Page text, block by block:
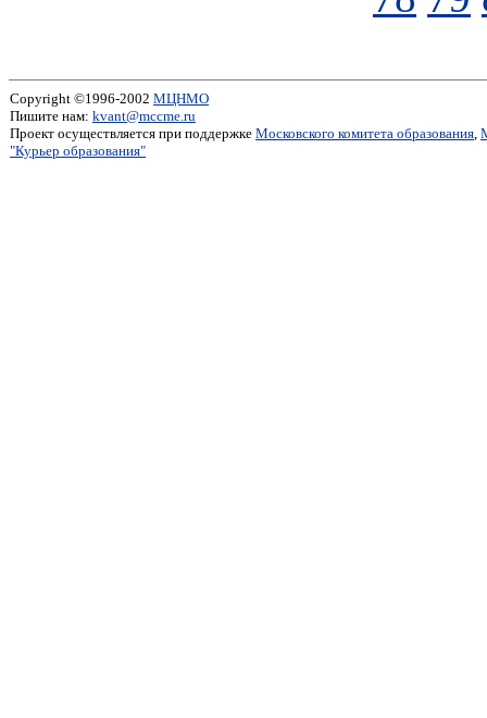
Copyright ©1996-2002 МЦНМО
Пишите нам: kvant@mccme.ru
Проект осуществляется при поддержке Московского комитета образования,
"Курьер образования"